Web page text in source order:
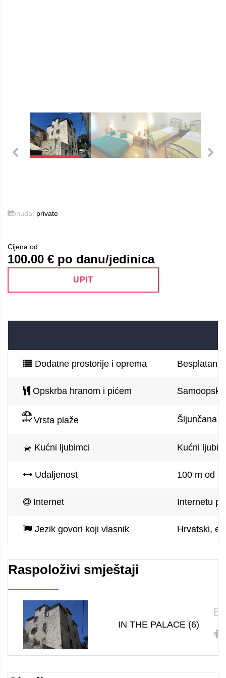
Ponuda: private
Cijena od
100.00 € po danu/jedinica
UPIT
Dodatne prostorije i oprema Besplatan
Opskrba hranom i pićem
Vrsta plaže Šljunčana
Kućni ljubimci Kućni
Udaljenost 100 m od
Internet Internetu
Jezik govori koji vlasnik Hrvatski,
Raspoloživi smještaji
IN THE PALACE (6)